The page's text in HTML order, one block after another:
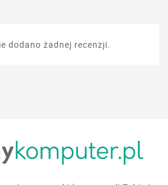
dodano żadnej recenzji.